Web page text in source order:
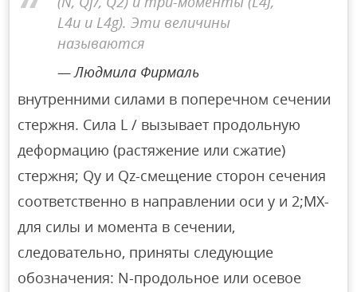
L4u и L4g). Эти величины
называются
Людмила Фирмаль
внутренними силами в поперечном сечении
стержня. Сила L / вызывает продольную
деформацию (растяжение или сжатие)
стержня; Qy и Qz-смещение сторон сечения
соответственно в направлении оси y и 2;MX-
для силы и момента в сечении,
следовательно, приняты следующие
обозначения: N-продольное или осевое